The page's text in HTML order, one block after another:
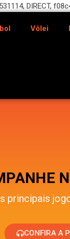
DIRECT,
Vôlei
principais
CONFIRA A